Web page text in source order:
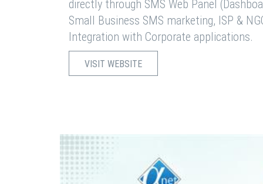
directly through SMS Web Panel
Small Business SMS marketing, ISP &
Integration with Corporate applications.
VISIT WEBSITE